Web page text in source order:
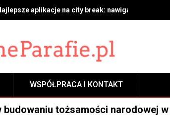
aplikacje na city break: nawigacja,
WSPÓŁPRACA I KONTAKT
budowaniu tożsamości narodowej